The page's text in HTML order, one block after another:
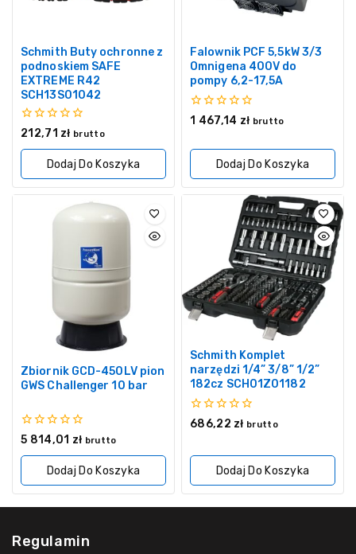
Schmith Buty ochronne z
podnoskiem SAFE
EXTREME R42
SCH13S01042
0
5
212,71 zł brutto
Dodaj Do Koszyka
Falownik PCF 5,5kW 3/3
Omnigena 400V do
pompy 6,2-17,5A
0
1 467,14 zł brutto
Dodaj Do Koszyka
Zbiornik GCD-450LV pion
GWS Challenger 10 bar
0
5
5 814,01 zł brutto
Dodaj Do Koszyka
Schmith Komplet
narzędzi 1/4” 3/8” 1/2”
182cz SCH01Z01182
0
686,22 zł brutto
Dodaj Do Koszyka
Regulamin